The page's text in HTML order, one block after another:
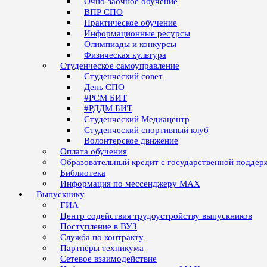
ВПР СПО
Практическое обучение
Информационные ресурсы
Олимпиады и конкурсы
Физическая культура
Студенческое самоуправление
Студенческий совет
День СПО
#РСМ БИТ
#РДДМ БИТ
Студенческий Медиацентр
Студенческий спортивный клуб
Волонтерское движение
Оплата обучения
Образовательный кредит с государственной
Библиотека
Информация по мессенджеру MAX
Выпускнику
ГИА
Центр содействия трудоустройству выпускников
Поступление в ВУЗ
Служба по контракту
Партнёры техникума
Сетевое взаимодействие